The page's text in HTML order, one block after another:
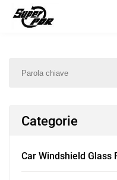
Prodotti
Categorie
Car Windshield Glass